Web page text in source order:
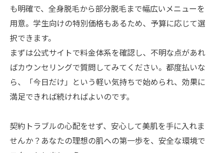
も明確で、全身脱毛から部分脱毛まで幅広いメニューを
用意。学生向けの特別価格もあるため、予算に応じて選
択できます。
まずは公式サイトで料金体系を確認し、不明な点があれ
ばカウンセリングで質問してみてください。都度払いな
ら、「今日だけ」という軽い気持ちで始められ、効果に
満足できれば続ければよいのです。
契約トラブルの心配をせず、安心して美肌を手に入れま
せんか？あなたの理想の肌への第一歩を、安全な環境で